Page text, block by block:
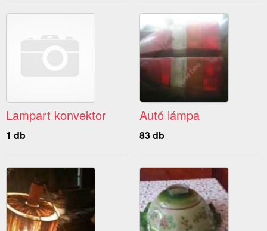
Lampart konvektor
1 db
Autó lámpa
83 db